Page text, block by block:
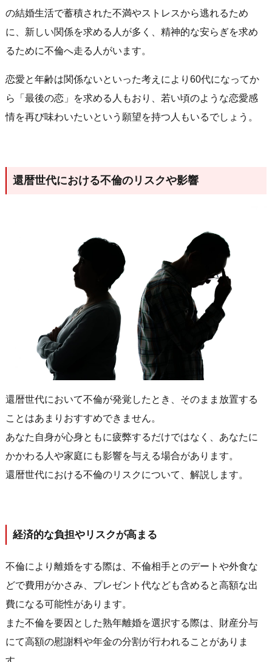
の結婚生活で蓄積された不満やストレスから逃れるため
に、新しい関係を求める人が多く、精神的な安らぎを求め
るために不倫へ走る人がいます。
恋愛と年齢は関係ないといった考えにより60代になってか
ら「最後の恋」を求める人もおり、若い頃のような恋愛感
情を再び味わいたいという願望を持つ人もいるでしょう。
還暦世代における不倫のリスクや影響
還暦世代において不倫が発覚したとき、そのまま放置する
ことはあまりおすすめできません。
あなた自身が心身ともに疲弊するだけではなく、あなたに
かかわる人や家庭にも影響を与える場合があります。
還暦世代における不倫のリスクについて、解説します。
経済的な負担やリスクが高まる
不倫により離婚をする際は、不倫相手とのデートや外食な
どで費用がかさみ、プレゼント代なども含めると高額な出
費になる可能性があります。
また不倫を要因とした熟年離婚を選択する際は、財産分与
にて高額の慰謝料や年金の分割が行われることがありま